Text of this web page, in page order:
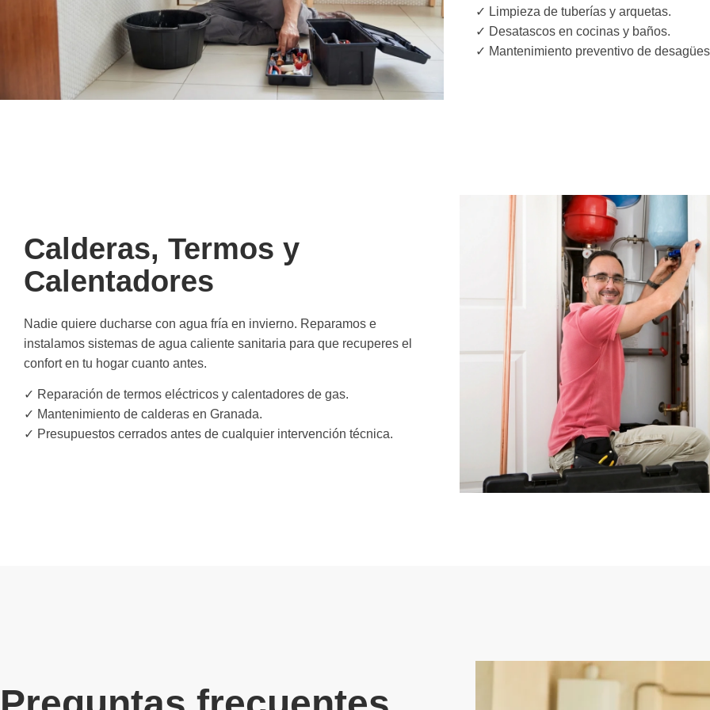
✓ Limpieza de tuberías y arquetas.
✓ Desatascos en cocinas y baños.
✓ Mantenimiento preventivo de
Calderas, Termos y
Calentadores
Nadie quiere ducharse con agua fría en invierno. Reparamos e
instalamos sistemas de agua caliente sanitaria para que recuperes el
confort en tu hogar cuanto antes.
✓ Reparación de termos eléctricos y calentadores de gas.
✓ Mantenimiento de calderas en Granada.
✓ Presupuestos cerrados antes de cualquier intervención técnica.